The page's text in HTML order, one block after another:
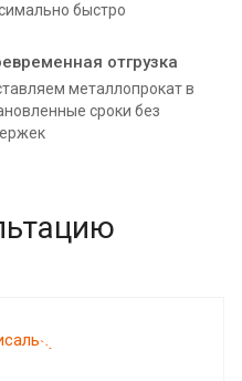
быстро
отгрузка
металлопрокат в
сроки без